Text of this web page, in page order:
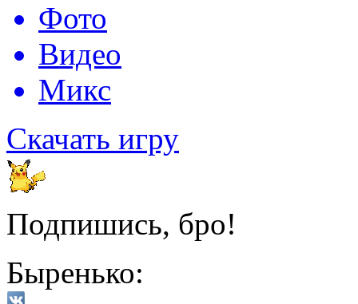
Фото
Видео
Микс
Скачать игру
Подпишись, бро!
Быренько: